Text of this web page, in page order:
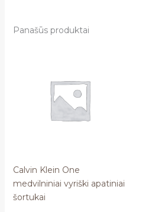
Panašūs produktai
Calvin Klein One
medvilniniai vyriški apatiniai
šortukai